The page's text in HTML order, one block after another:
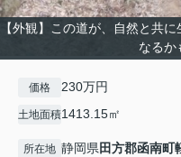
【外観】この道が、自然と共
なるか
価格 230万円
土地面積1413.15㎡
所在地 静岡県田方郡函南町